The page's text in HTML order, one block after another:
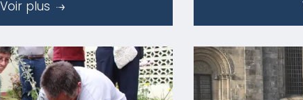
Voir plus